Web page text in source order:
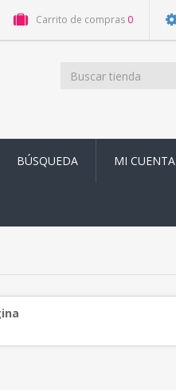
Carrito de compras 0
BÚSQUEDA MI CUENTA